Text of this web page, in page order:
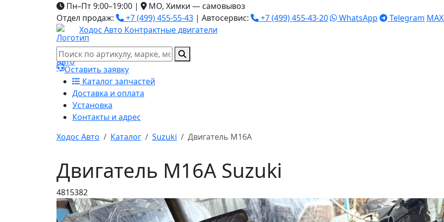
Пн–Пт 9:00–19:00 |
МО, Химки — самовывоз
Отдел продаж:
+7 (499) 455-55-43 | Автосервис: +7 (499) 455-43-20 WhatsApp Telegram MAX
Ходос Авто Контрактные двигатели
Оставить заявку
Каталог запчастей
Доставка и оплата
Установка
Контакты и адрес
Ходос Авто
Каталог Suzuki Двигатель M16A
Двигатель M16A Suzuki
4815382